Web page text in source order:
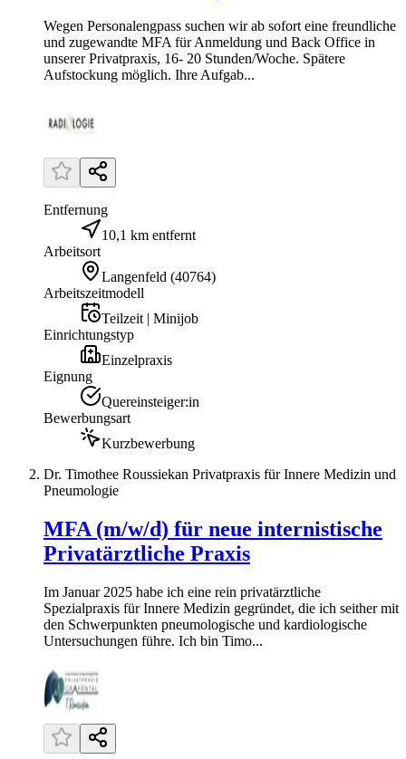
Wegen Personalengpass suchen wir ab sofort eine freundliche
und zugewandte MFA für Anmeldung und Back Office in
unserer Privatpraxis, 16- 20 Stunden/Woche. Spätere
Aufstockung möglich. Ihre Aufgab...
Entfernung
10,1 km entfernt
Arbeitsort
Langenfeld (40764)
Arbeitszeitmodell
Teilzeit | Minijob
Einrichtungstyp
Einzelpraxis
Eignung
Quereinsteiger:in
Bewerbungsart
Kurzbewerbung
Dr. Timothee Roussiekan Privatpraxis für Innere Medizin und
Pneumologie
MFA (m/w/d) für neue internistische
Privatärztliche Praxis
Im Januar 2025 habe ich eine rein privatärztliche
Spezialpraxis für Innere Medizin gegründet, die ich seither mit
den Schwerpunkten pneumologische und kardiologische
Untersuchungen führe. Ich bin Timo...